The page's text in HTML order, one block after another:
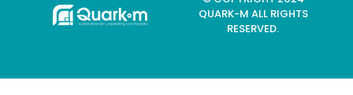
QUARK-M ALL RIGHTS
RESERVED.